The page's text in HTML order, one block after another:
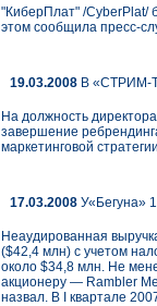
"КиберПлат" /CyberPlat/
этом сообщила пресс-
19.03.2008 В «СТРИМ-
На должность
завершение
маркетинговой
17.03.2008 У«Бегуна»
Неаудированная
($42,4 млн) с учетом
около $34,8 млн. Не
акционеру — Rambler
назвал. В I квартале